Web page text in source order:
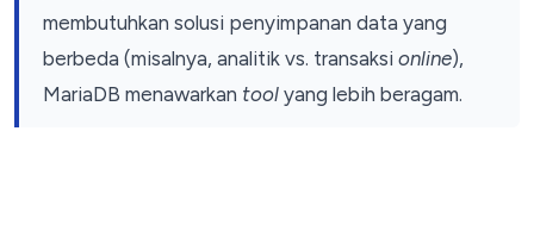
membutuhkan solusi penyimpanan data yang
berbeda (misalnya, analitik vs. transaksi online),
MariaDB menawarkan tool yang lebih beragam.